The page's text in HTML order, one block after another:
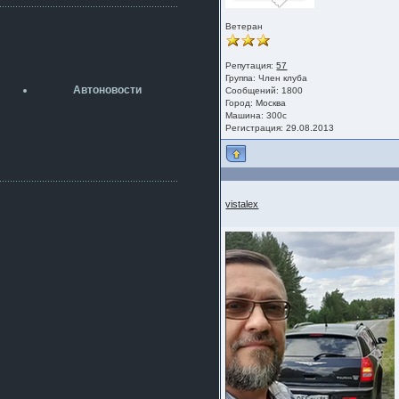
разболтовка 5х114.3 спокойно
А здесь уже кладбищенская тишина...
Автоновости
Ветеран
Репутация:57
Группа:Член клуба
Сообщений: 1800
Город: Москва
Машина: 300c
Регистрация: 29.08.2013
vistalex